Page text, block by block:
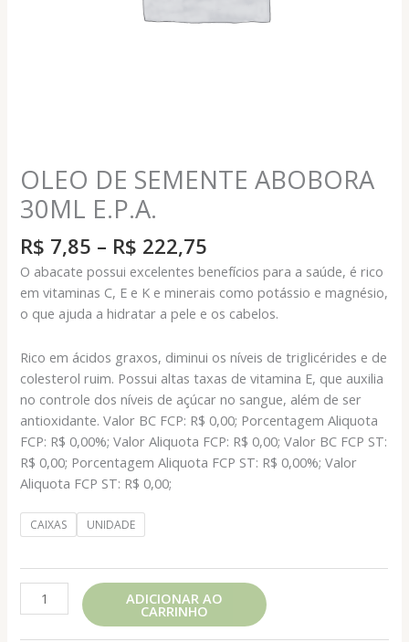
OLEO DE SEMENTE ABOBORA
30ML E.P.A.
R$ 7,85 – R$ 222,75
de
preço:
R$ 7,85
R$ 222,75
O abacate possui excelentes benefícios para a saúde, é rico
em vitaminas C, E e K e minerais como potássio e magnésio,
o que ajuda a hidratar a pele e os cabelos.
Rico em ácidos graxos, diminui os níveis de triglicérides e de
colesterol ruim. Possui altas taxas de vitamina E, que auxilia
no controle dos níveis de açúcar no sangue, além de ser
antioxidante. Valor BC FCP: R$ 0,00; Porcentagem Aliquota
FCP: R$ 0,00%; Valor Aliquota FCP: R$ 0,00; Valor BC FCP ST:
R$ 0,00; Porcentagem Aliquota FCP ST: R$ 0,00%; Valor
Aliquota FCP ST: R$ 0,00;
CAIXAS UNIDADE
OLEO
DE
ADICIONAR AO
CARRINHO